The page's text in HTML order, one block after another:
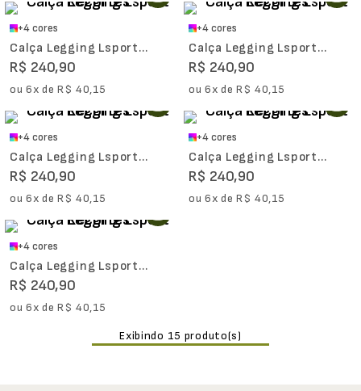
+4cores
Calça Legging Lsport
Recortes
R$ 240,90
ou6x deR$ 40,15
+4cores
Calça Legging Lsport
Recortes
R$ 240,90
ou6x deR$ 40,15
+4cores
Calça Legging Lsport
Recortes
R$ 240,90
ou6x deR$ 40,15
+4cores
Calça Legging Lsport
Recortes
R$ 240,90
ou6x deR$ 40,15
+4cores
Calça Legging Lsport
Recortes
R$ 240,90
ou6x deR$ 40,15
15